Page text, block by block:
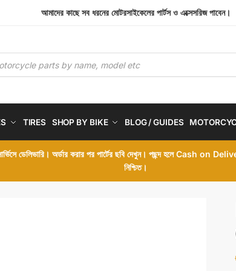
আমাদের কাছে সব ধরনের মোটরসাইকেলের পার্টস ও এক্সেসরিজ পাবেন।
TIRES SHOP BY BIKE BLOG / GUIDES
ডেলিভারি। অর্ডার করার পর পার্টের ছবি দেখুন। পছন্দ হলে Cash on
নিশ্চিত।